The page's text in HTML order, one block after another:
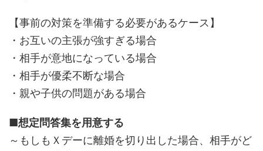
【事前の対策を準備する必要があるケース】
・お互いの主張が強すぎる場合
・相手が意地になっている場合
・相手が優柔不断な場合
・親や子供の問題がある場合
■想定問答集を用意する
～もしもＸデーに離婚を切り出した場合、相手がど